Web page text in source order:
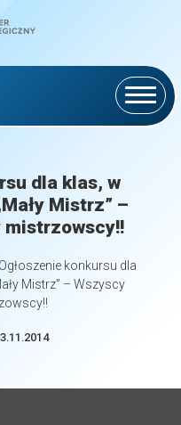
dla klas, w
Mistrz” –
mistrzowscy!!
Ogłoszenie konkursu dla
Mistrz” – Wszyscy